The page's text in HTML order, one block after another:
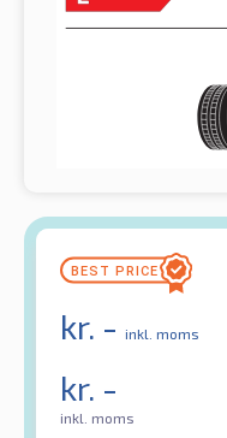
kr. - inkl. moms
kr. -
inkl. moms